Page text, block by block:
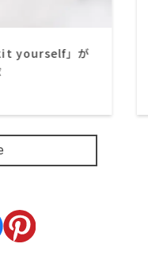
yourself」が